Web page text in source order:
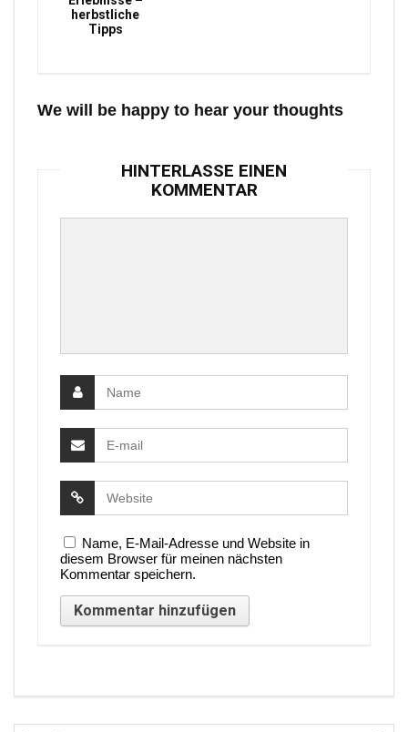
herbstliche
Tipps
We will be happy to hear your thoughts
HINTERLASSE EINEN
KOMMENTAR
Name, E-Mail-Adresse und Website in
diesem Browser für meinen nächsten
Kommentar speichern.